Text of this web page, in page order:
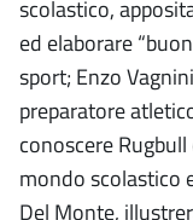
scolastico,
ed elaborare
sport; Enzo
preparatore
conoscere
mondo scolastico
Del Monte,